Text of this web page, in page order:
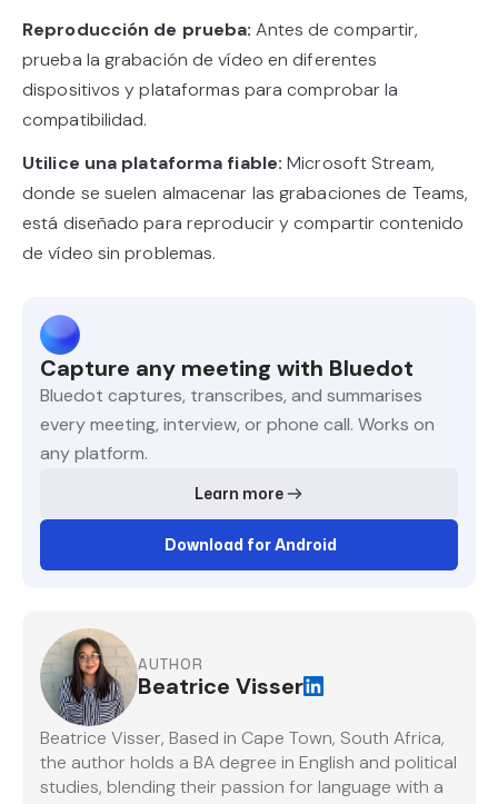
Reproducción de prueba: Antes de compartir,
prueba la grabación de vídeo en diferentes
dispositivos y plataformas para comprobar la
compatibilidad.
Utilice una plataforma fiable: Microsoft Stream,
donde se suelen almacenar las grabaciones de Teams,
está diseñado para reproducir y compartir contenido
de vídeo sin problemas.
Capture any meeting with Bluedot
Bluedot captures, transcribes, and summarises
every meeting, interview, or phone call. Works on
any platform.
Learn more
Download for Android
AUTHOR
Beatrice Visser
Beatrice Visser, Based in Cape Town, South Africa,
the author holds a BA degree in English and political
studies, blending their passion for language with a